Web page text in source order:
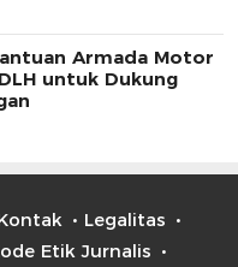
Armada Motor
untuk Dukung
Legalitas
Etik Jurnalis